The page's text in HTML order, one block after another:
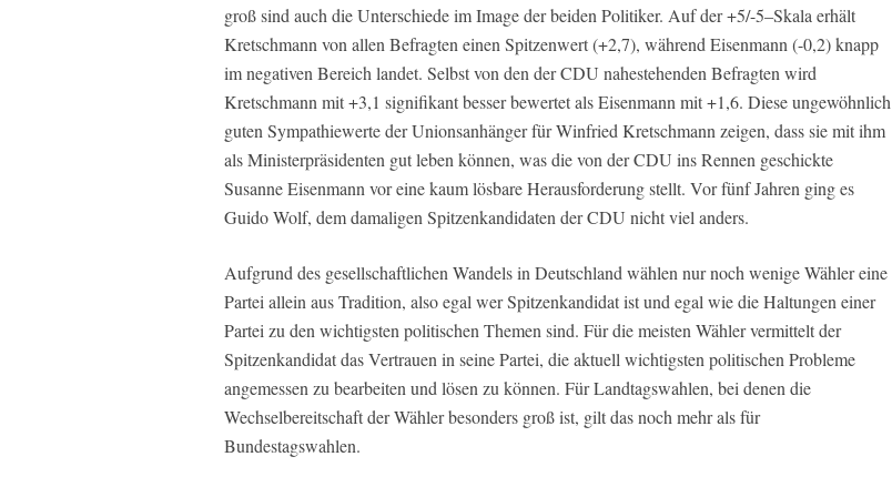
groß sind auch die Unterschiede im Image der beiden Politiker. Auf der +5/-5–Skala erhält
Kretschmann von allen Befragten einen Spitzenwert (+2,7), während Eisenmann (-0,2) knapp
im negativen Bereich landet. Selbst von den der CDU nahestehenden Befragten wird
Kretschmann mit +3,1 signifikant besser bewertet als Eisenmann mit +1,6. Diese ungewöhnlich
guten Sympathiewerte der Unionsanhänger für Winfried Kretschmann zeigen, dass sie mit ihm
als Ministerpräsidenten gut leben können, was die von der CDU ins Rennen geschickte
Susanne Eisenmann vor eine kaum lösbare Herausforderung stellt. Vor fünf Jahren ging es
Guido Wolf, dem damaligen Spitzenkandidaten der CDU nicht viel anders.
Aufgrund des gesellschaftlichen Wandels in Deutschland wählen nur noch wenige Wähler eine
Partei allein aus Tradition, also egal wer Spitzenkandidat ist und egal wie die Haltungen einer
Partei zu den wichtigsten politischen Themen sind. Für die meisten Wähler vermittelt der
Spitzenkandidat das Vertrauen in seine Partei, die aktuell wichtigsten politischen Probleme
angemessen zu bearbeiten und lösen zu können. Für Landtagswahlen, bei denen die
Wechselbereitschaft der Wähler besonders groß ist, gilt das noch mehr als für
Bundestagswahlen.